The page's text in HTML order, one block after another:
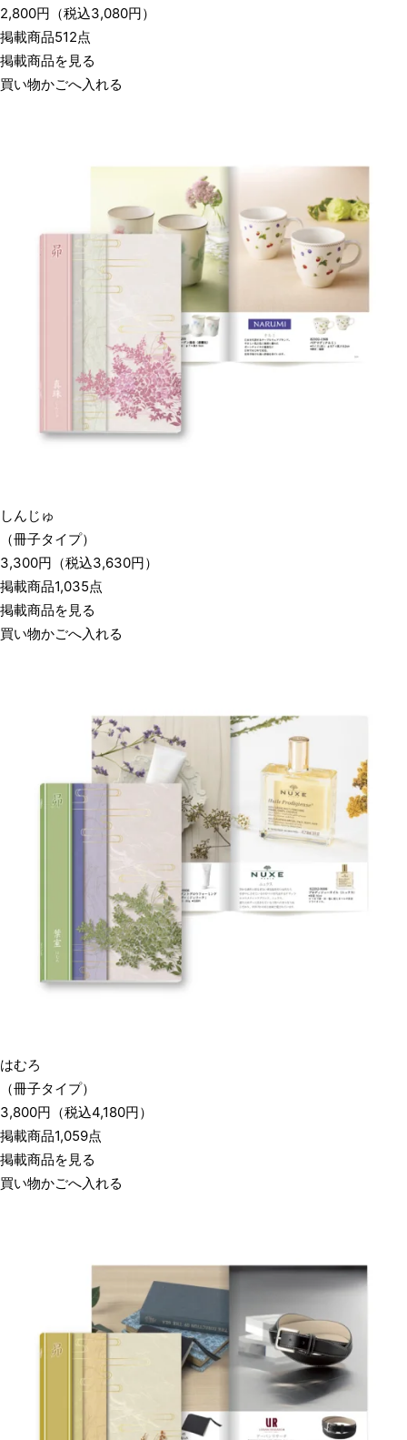
2,800円 （税込3,080円）
掲載商品512点
掲載商品を見る
買い物かごへ入れる
しんじゅ
（冊子タイプ）
3,300円 （税込3,630円）
掲載商品1,035点
掲載商品を見る
買い物かごへ入れる
はむろ
（冊子タイプ）
3,800円 （税込4,180円）
掲載商品1,059点
掲載商品を見る
買い物かごへ入れる